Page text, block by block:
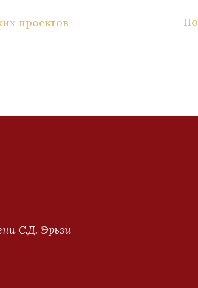
проектов
С.Д. Эрьзи